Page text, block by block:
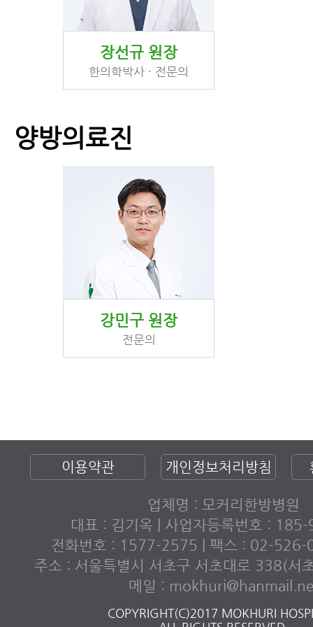
장선규 원장
한의학박사 · 전문의
양방의료진
강민구 원장
전문의
이용약관 개인정보처리방침
업체명 : 모커리한방병원
대표 : 김기옥 | 사업자등록번호 :
전화번호 : 1577-2575 | 팩스 : 02-526-
주소 : 서울특별시 서초구 서초대로 338(서
메일 :
COPYRIGHT(C)2017 MOKHURI